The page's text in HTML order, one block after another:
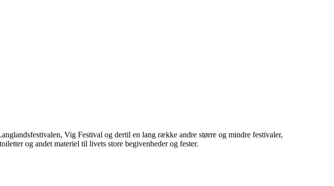
Vig Festival og dertil en lang række andre større og mindre festivaler,
og andet materiel til livets store begivenheder og fester.